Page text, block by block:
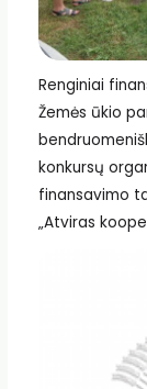
Renginiai
Žemės ūkio
konkursų
finansavimo
„Atviras